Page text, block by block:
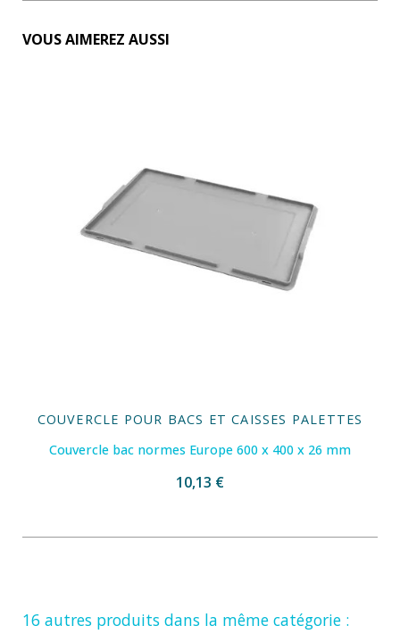
VOUS AIMEREZ AUSSI
COUVERCLE POUR BACS ET CAISSES PALETTES
Couvercle bac normes Europe 600 x 400 x 26 mm
10,13 €
16 autres produits dans la même catégorie :